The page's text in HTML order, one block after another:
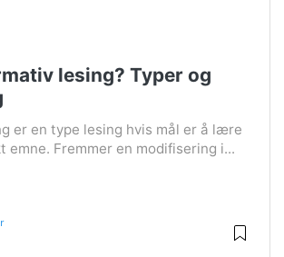
lesing? Typer og
er en type lesing hvis mål er å lære
emne. Fremmer en modifisering i...